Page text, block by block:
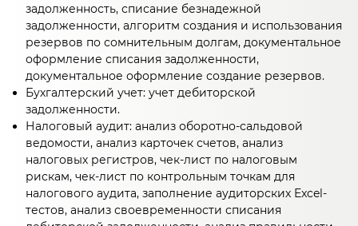
задолженность, списание безнадежной
задолженности, алгоритм создания и использования
резервов по сомнительным долгам, документальное
оформление списания задолженности,
документальное оформление создание резервов.
Бухгалтерский учет: учет дебиторской
задолженности.
Налоговый аудит: анализ оборотно-сальдовой
ведомости, анализ карточек счетов, анализ
налоговых регистров, чек-лист по налоговым
рискам, чек-лист по контрольным точкам для
налогового аудита, заполнение аудиторских Excel-
тестов, анализ своевременности списания